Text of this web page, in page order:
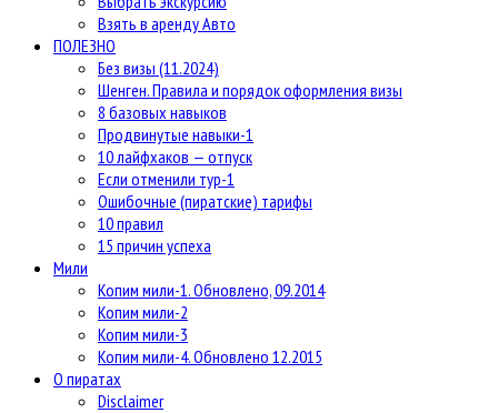
Взять в аренду Авто
ПОЛЕЗНО
Без визы (11.2024)
Шенген. Правила и порядок оформления визы
8 базовых навыков
Продвинутые навыки-1
10 лайфхаков — отпуск
Если отменили тур-1
Ошибочные (пиратские) тарифы
10 правил
15 причин успеха
Мили
Копим мили-1. Обновлено, 09.2014
Копим мили-2
Копим мили-3
Копим мили-4. Обновлено 12.2015
О пиратах
Disclaimer